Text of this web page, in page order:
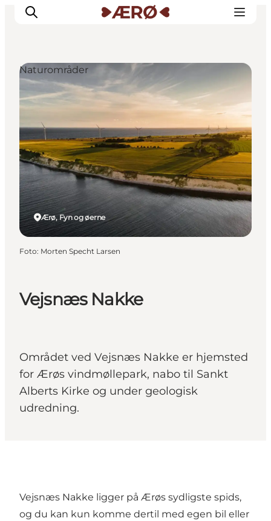
Overnatning
Spisesteder
Oplevelser
Events
Planlæg ferien
Vejsnæs Nakke
Området ved Vejsnæs Nakke er hjemsted
for Ærøs vindmøllepark, nabo til Sankt
Alberts Kirke og under geologisk
udredning.
Ærø, Fyn og øerne
Naturområder
Foto: Morten Specht Larsen
Vejsnæs Nakke ligger på Ærøs sydligste spids,
og du kan kun komme dertil med egen bil eller